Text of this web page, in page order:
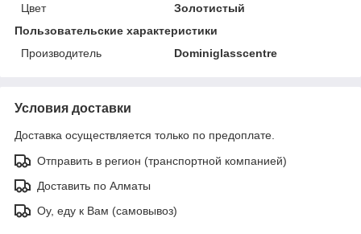
Цвет
Золотистый
Пользовательские характеристики
Производитель
Dominiglasscentre
Условия доставки
Доставка осуществляется только по предоплате.
Отправить в регион (транспортной компанией)
Доставить по Алматы
Оу, еду к Вам (самовывоз)